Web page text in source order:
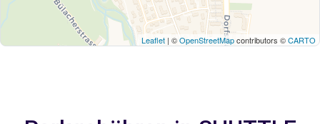
Leaflet | ©OpenStreetMapcontributors ©CARTO